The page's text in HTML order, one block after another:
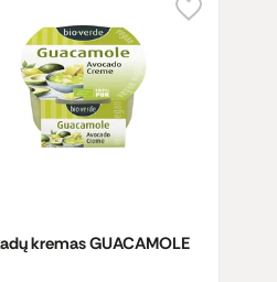
kremas GUACAMOLE